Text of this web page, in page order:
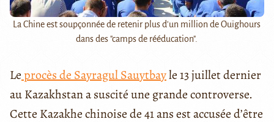
La Chine est soupçonnée de retenir plus d'un million de Ouïghours
dans des "camps de rééducation".
Leprocès de Sayragul Sauytbayle 13 juillet dernier
au Kazakhstan a suscité une grande controverse.
Cette Kazakhe chinoise de 41 ans est accusée d’être